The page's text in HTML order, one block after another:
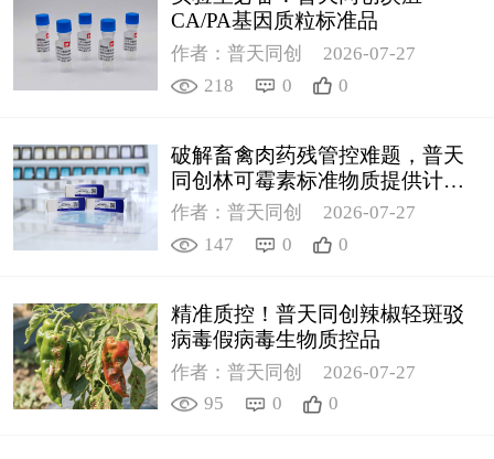
CA/PA基因质粒标准品
作者：普天同创
2026-07-27
218
0 0
破解畜禽肉药残管控难题，普天
同创林可霉素标准物质提供计量
支撑
作者：普天同创
2026-07-27
147
0 0
精准质控！普天同创辣椒轻斑驳
病毒假病毒生物质控品
作者：普天同创
2026-07-27
95
0 0